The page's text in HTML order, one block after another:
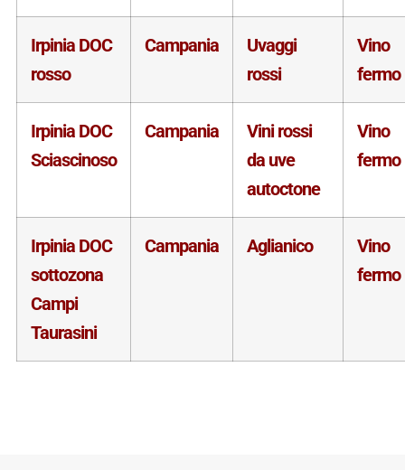
Irpinia DOC
rosso
Campania
Uvaggi
rossi
Vino
fermo
Irpinia DOC
Sciascinoso
Campania
Vini rossi
da uve
autoctone
Vino
fermo
Irpinia DOC
sottozona
Campi
Taurasini
Campania Aglianico
Vino
fermo